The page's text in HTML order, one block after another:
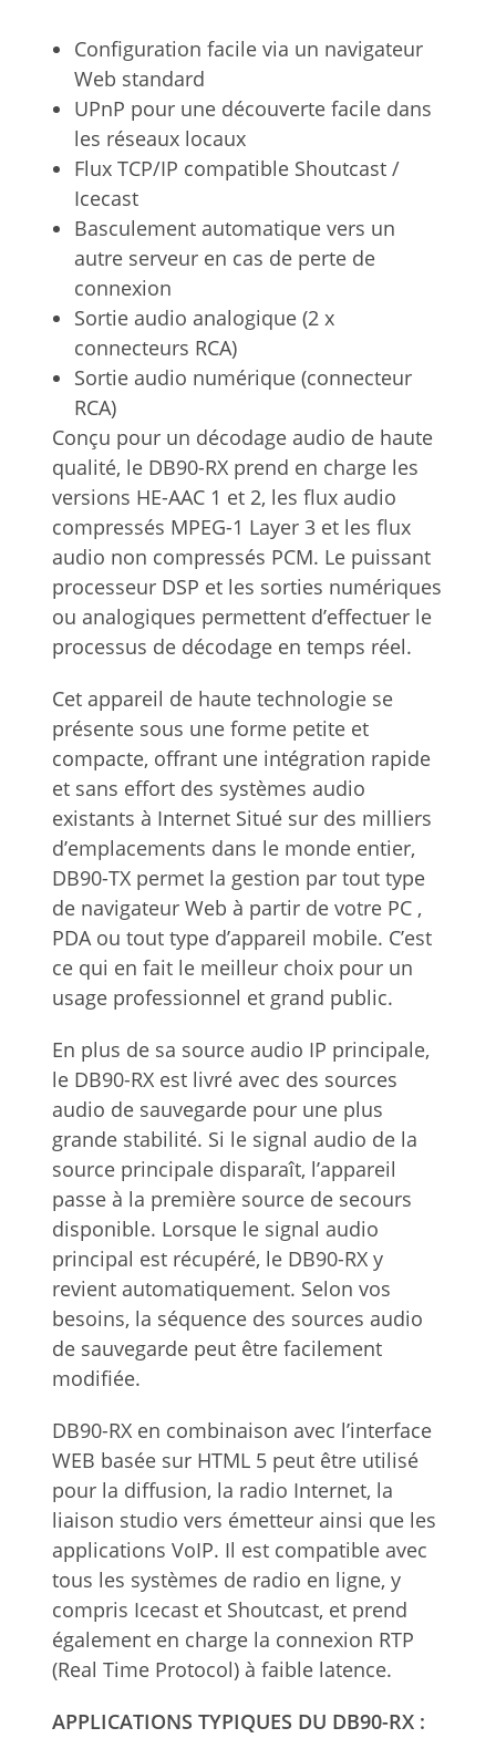
Configuration facile via un navigateur
Web standard
UPnP pour une découverte facile dans
les réseaux locaux
Flux TCP/IP compatible Shoutcast /
Icecast
Basculement automatique vers un
autre serveur en cas de perte de
connexion
Sortie audio analogique (2 x
connecteurs RCA)
Sortie audio numérique (connecteur
RCA)
Conçu pour un décodage audio de haute
qualité, le DB90-RX prend en charge les
versions HE-AAC 1 et 2, les flux audio
compressés MPEG-1 Layer 3 et les flux
audio non compressés PCM. Le puissant
processeur DSP et les sorties numériques
ou analogiques permettent d’effectuer le
processus de décodage en temps réel.
Cet appareil de haute technologie se
présente sous une forme petite et
compacte, offrant une intégration rapide
et sans effort des systèmes audio
existants à Internet Situé sur des milliers
d’emplacements dans le monde entier,
DB90-TX permet la gestion par tout type
de navigateur Web à partir de votre PC ,
PDA ou tout type d’appareil mobile. C’est
ce qui en fait le meilleur choix pour un
usage professionnel et grand public.
En plus de sa source audio IP principale,
le DB90-RX est livré avec des sources
audio de sauvegarde pour une plus
grande stabilité. Si le signal audio de la
source principale disparaît, l’appareil
passe à la première source de secours
disponible. Lorsque le signal audio
principal est récupéré, le DB90-RX y
revient automatiquement. Selon vos
besoins, la séquence des sources audio
de sauvegarde peut être facilement
modifiée.
DB90-RX en combinaison avec l’interface
WEB basée sur HTML 5 peut être utilisé
pour la diffusion, la radio Internet, la
liaison studio vers émetteur ainsi que les
applications VoIP. Il est compatible avec
tous les systèmes de radio en ligne, y
compris Icecast et Shoutcast, et prend
également en charge la connexion RTP
(Real Time Protocol) à faible latence.
APPLICATIONS TYPIQUES DU DB90-RX :